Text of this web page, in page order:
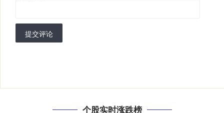
提交评论
个股实时涨跌榜